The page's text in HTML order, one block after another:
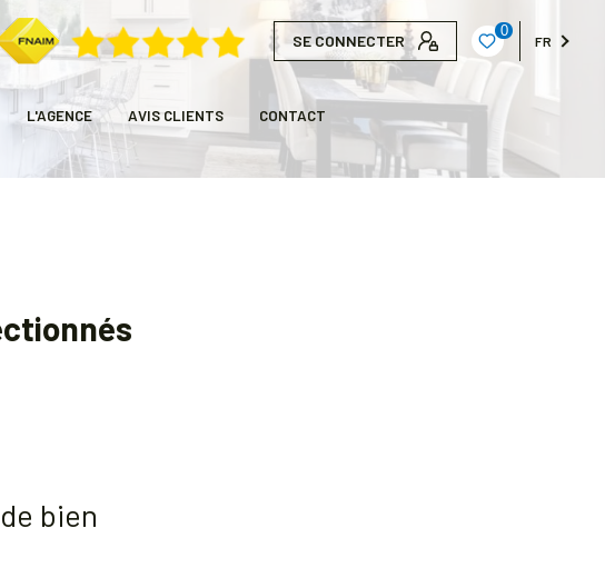
SE CONNECTER
0
FR
L'AGENCE AVIS CLIENTS CONTACT
bien